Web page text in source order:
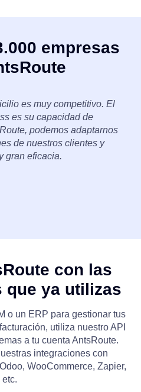
empresas
es muy competitivo. El
es su capacidad de
podemos adaptarnos
de nuestros clientes y
gran eficacia.
con las
que ya utilizas
o un ERP para gestionar tus
utiliza nuestro API
a tu cuenta AntsRoute.
integraciones con
WooCommerce, Zapier,
etc.